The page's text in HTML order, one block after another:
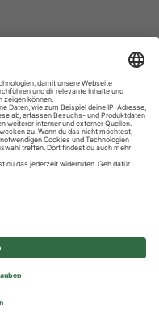
rights reserved